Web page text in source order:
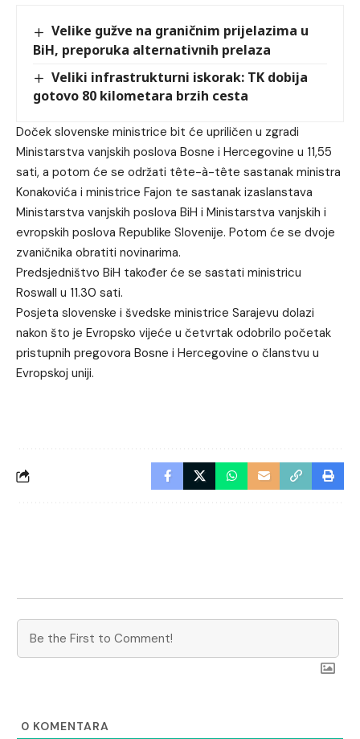
Velike gužve na graničnim prijelazima u
BiH, preporuka alternativnih prelaza
Veliki infrastrukturni iskorak: TK dobija
gotovo 80 kilometara brzih cesta
Doček slovenske ministrice bit će upriličen u zgradi
Ministarstva vanjskih poslova Bosne i Hercegovine u 11,55
sati, a potom će se održati tête-à-tête sastanak ministra
Konakovića i ministrice Fajon te sastanak izaslanstava
Ministarstva vanjskih poslova BiH i Ministarstva vanjskih i
evropskih poslova Republike Slovenije. Potom će se dvoje
zvaničnika obratiti novinarima.
Predsjedništvo BiH također će se sastati ministricu
Roswall u 11.30 sati.
Posjeta slovenske i švedske ministrice Sarajevu dolazi
nakon što je Evropsko vijeće u četvrtak odobrilo početak
pristupnih pregovora Bosne i Hercegovine o članstvu u
Evropskoj uniji.
0 KOMENTARA